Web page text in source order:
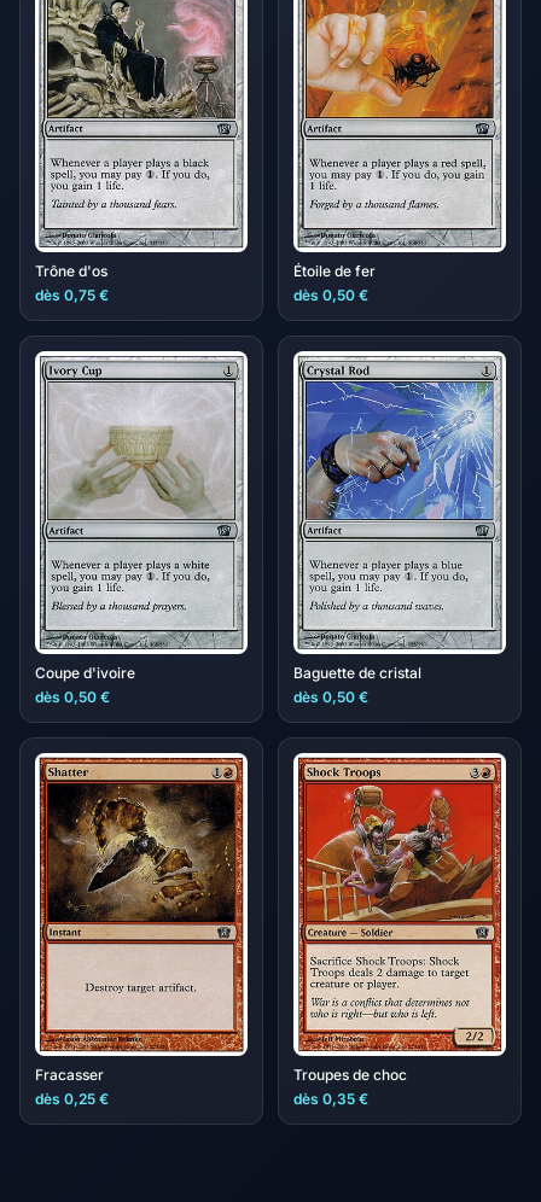
Trône d'os
dès 0,75 €
Étoile de fer
dès 0,50 €
Coupe d'ivoire
dès 0,50 €
Baguette de cristal
dès 0,50 €
Fracasser
dès 0,25 €
Troupes de choc
dès 0,35 €